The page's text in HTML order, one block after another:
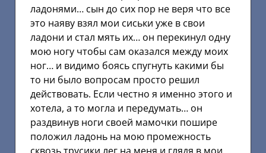
ладонями… сын до сих пор не веря что все
это наяву взял мои сиськи уже в свои
ладони и стал мять их… он перекинул одну
мою ногу чтобы сам оказался между моих
ног… и видимо боясь спугнуть какими бы
то ни было вопросам просто решил
действовать. Если честно я именно этого и
хотела, а то могла и передумать… он
раздвинув ноги своей мамочки пошире
положил ладонь на мою промежность